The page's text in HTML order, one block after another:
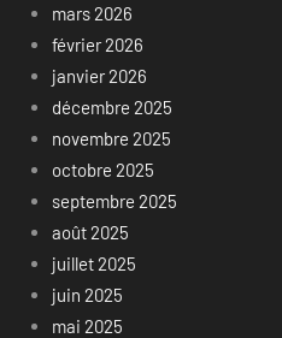
mars 2026
février 2026
janvier 2026
décembre 2025
novembre 2025
octobre 2025
septembre 2025
août 2025
juillet 2025
juin 2025
mai 2025